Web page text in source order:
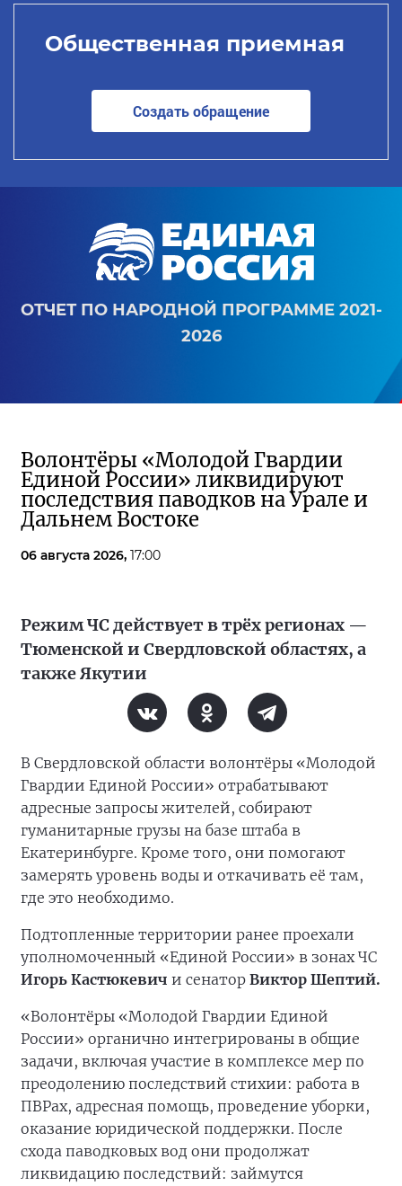
Общественная приемная
Создать обращение
ОТЧЕТ ПО НАРОДНОЙ ПРОГРАММЕ 2021-
2026
Волонтёры «Молодой Гвардии
Единой России» ликвидируют
последствия паводков на Урале и
Дальнем Востоке
06 августа 2026, 17:00
Режим ЧС действует в трёх регионах —
Тюменской и Свердловской областях, а
также Якутии
В Свердловской области волонтёры «Молодой
Гвардии Единой России» отрабатывают
адресные запросы жителей, собирают
гуманитарные грузы на базе штаба в
Екатеринбурге. Кроме того, они помогают
замерять уровень воды и откачивать её там,
где это необходимо.
Подтопленные территории ранее проехали
уполномоченный «Единой России» в зонах ЧС
Игорь Кастюкевич и сенатор Виктор Шептий.
«Волонтёры «Молодой Гвардии Единой
России» органично интегрированы в общие
задачи, включая участие в комплексе мер по
преодолению последствий стихии: работа в
ПВРах, адресная помощь, проведение уборки,
оказание юридической поддержки. После
схода паводковых вод они продолжат
ликвидацию последствий: займутся